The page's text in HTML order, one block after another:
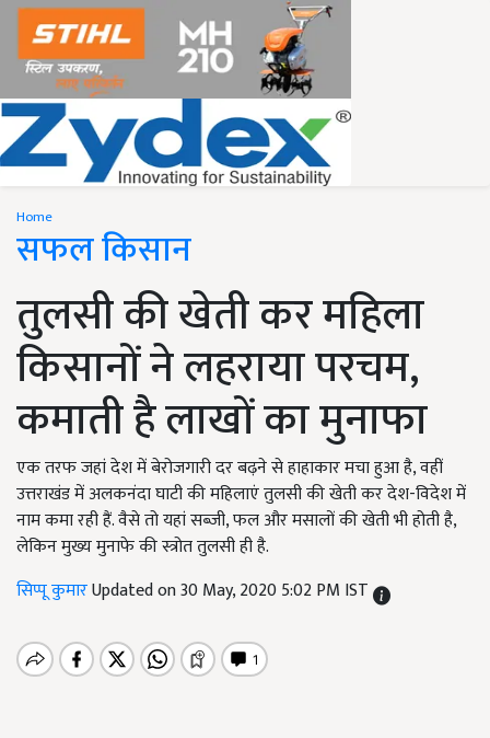
Home
सफल किसान
तुलसी की खेती कर महिला
किसानों ने लहराया परचम,
कमाती है लाखों का मुनाफा
एक तरफ जहां देश में बेरोजगारी दर बढ़ने से हाहाकार मचा हुआ है, वहीं
उत्तराखंड में अलकनंदा घाटी की महिलाएं तुलसी की खेती कर देश-विदेश में
नाम कमा रही हैं. वैसे तो यहां सब्जी, फल और मसालों की खेती भी होती है,
लेकिन मुख्य मुनाफे की स्त्रोत तुलसी ही है.
सिप्पू कुमारUpdated on 30 May, 2020 5:02 PM IST